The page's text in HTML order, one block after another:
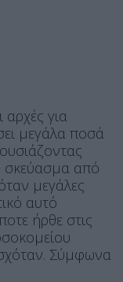
αρχές για
μεγάλα ποσά
σκεύασμα από
μεγάλες
αυτό
ήρθε στις
Σύμφωνα